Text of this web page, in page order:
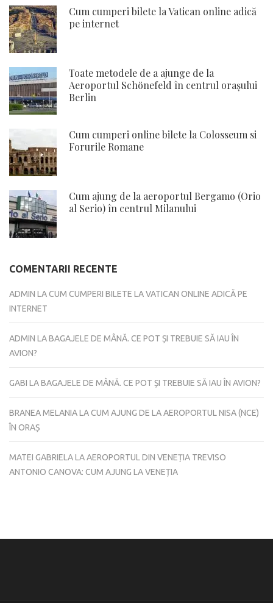
Cum cumperi bilete la Vatican online adică
pe internet
Toate metodele de a ajunge de la
Aeroportul Schönefeld în centrul orașului
Berlin
Cum cumperi online bilete la Colosseum si
Forurile Romane
Cum ajung de la aeroportul Bergamo (Orio
al Serio) în centrul Milanului
COMENTARII RECENTE
ADMIN LACUM CUMPERI BILETE LA VATICAN ONLINE ADICĂ PE
INTERNET
ADMIN LABAGAJELE DE MÂNĂ. CE POT ȘI TREBUIE SĂ IAU ÎN
AVION?
GABI LABAGAJELE DE MÂNĂ. CE POT ȘI TREBUIE SĂ IAU ÎN AVION?
BRANEA MELANIALACUM AJUNG DE LA AEROPORTUL NISA (NCE)
ÎN ORAȘ
MATEI GABRIELALAAEROPORTUL DIN VENEȚIA TREVISO
ANTONIO CANOVA: CUM AJUNG LA VENEȚIA